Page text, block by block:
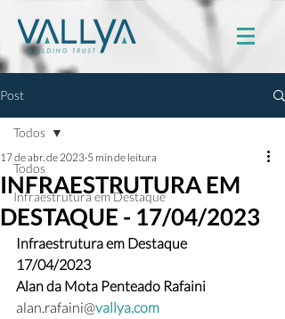
Post
Todos
Infraestrutura em Destaque
Todos
INFRAESTRUTURA EM
DESTAQUE - 17/04/2023
17 de abr. de 2023 5 min de leitura
Infraestrutura em Destaque
17/04/2023
Alan da Mota Penteado Rafaini
alan.rafaini@vallya.com